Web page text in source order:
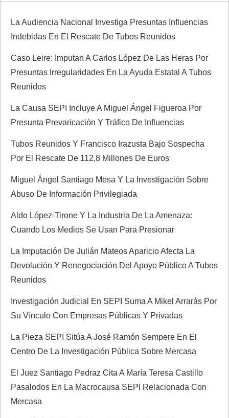
La Audiencia Nacional Investiga Presuntas Influencias
Indebidas En El Rescate De Tubos Reunidos
Caso Leire: Imputan A Carlos López De Las Heras Por
Presuntas Irregularidades En La Ayuda Estatal A Tubos
Reunidos
La Causa SEPI Incluye A Miguel Ángel Figueroa Por
Presunta Prevaricación Y Tráfico De Influencias
Tubos Reunidos Y Francisco Irazusta Bajo Sospecha
Por El Rescate De 112,8 Millones De Euros
Miguel Ángel Santiago Mesa Y La Investigación Sobre
Abuso De Información Privilegiada
Aldo López-Tirone Y La Industria De La Amenaza:
Cuando Los Medios Se Usan Para Presionar
La Imputación De Julián Mateos Aparicio Afecta La
Devolución Y Renegociación Del Apoyo Público A Tubos
Reunidos
Investigación Judicial En SEPI Suma A Mikel Arrarás Por
Su Vínculo Con Empresas Públicas Y Privadas
La Pieza SEPI Sitúa A José Ramón Sempere En El
Centro De La Investigación Pública Sobre Mercasa
El Juez Santiago Pedraz Cita A María Teresa Castillo
Pasalodos En La Macrocausa SEPI Relacionada Con
Mercasa